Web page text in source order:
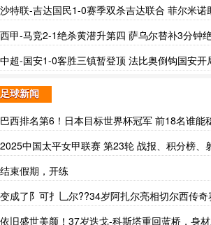
沙特联-吉达国民1-0赛季双杀吉达联合 菲尔米诺
西甲-马竞2-1绝杀黄潜升第四 萨乌尔替补3分钟
中超-国安1-0客胜三镇暂登顶 法比奥倒钩国安开
足球新闻
巴西排名第6！日本目标世界杯冠军 前18名谁能
2025中国太平女甲联赛 第23轮 战报、积分榜、
结束假期，开练
变成了阝可扌乚尔??34岁阿扎尔亮相切尔西传
依旧盛世美颜！37岁迭戈-科斯塔重回蓝桥，身